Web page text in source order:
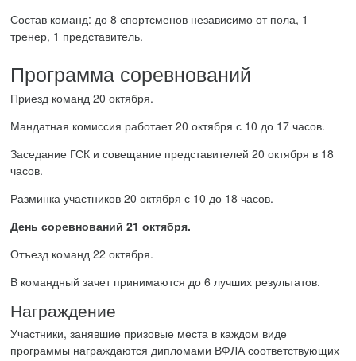
Состав команд: до 8 спортсменов независимо от пола, 1
тренер, 1 представитель.
Программа соревнований
Приезд команд 20 октября.
Мандатная комиссия работает 20 октября с 10 до 17 часов.
Заседание ГСК и совещание представителей 20 октября в 18
часов.
Разминка участников 20 октября с 10 до 18 часов.
День соревнований 21 октября.
Отъезд команд 22 октября.
В командный зачет принимаются до 6 лучших результатов.
Награждение
Участники, занявшие призовые места в каждом виде
программы награждаются дипломами ВФЛА соответствующих